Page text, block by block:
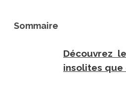
Sommaire
Découvrez
insolites que